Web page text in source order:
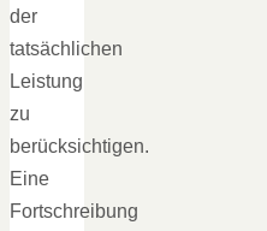
der
tatsächlichen
Leistung
zu
berücksichtigen.
Eine
Fortschreibung